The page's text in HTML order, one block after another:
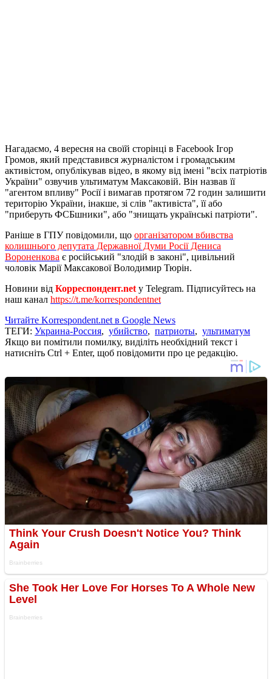
Нагадаємо, 4 вересня на своїй сторінці в Facebook Ігор
Громов, який представився журналістом і громадським
активістом, опублікував відео, в якому від імені "всіх патріотів
України" озвучив ультиматум Максаковій. Він назвав її
"агентом впливу" Росії і вимагав протягом 72 годин залишити
територію України, інакше, зі слів "активіста", її або
"приберуть ФСБшники", або "знищать українські патріоти".
Раніше в ГПУ повідомили, що організатором вбивства
колишнього депутата Державної Думи Росії Дениса
Вороненкова є російський "злодій в законі", цивільний
чоловік Марії Максакової Володимир Тюрін.
Новини від Корреспондент.net у Telegram. Підписуйтесь на
наш канал https://t.me/korrespondentnet
Читайте Korrespondent.net в Google News
ТЕГИ: Украина-Россия, убийство, патриоты, ультиматум
Якщо ви помітили помилку, виділіть необхідний текст і
натисніть Ctrl + Enter, щоб повідомити про це редакцію.